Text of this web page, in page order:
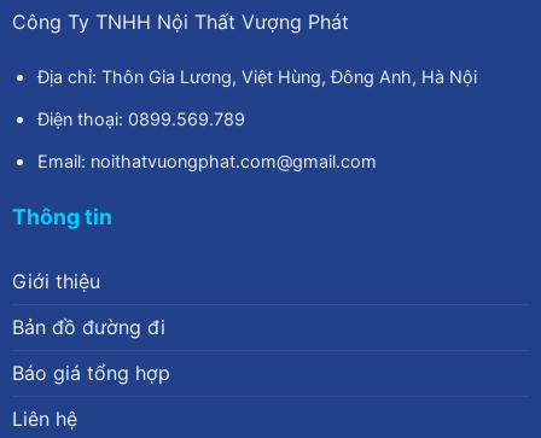
Công Ty TNHH Nội Thất Vượng Phát
Địa chỉ: Thôn Gia Lương, Việt Hùng, Đông Anh, Hà Nội
Điện thoại: 0899.569.789
Email: noithatvuongphat.com@gmail.com
Thông tin
Giới thiệu
Bản đồ đường đi
Báo giá tổng hợp
Liên hệ